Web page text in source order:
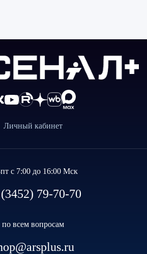
Личный кабинет
с 7:00 до 16:00 Мск
79-70-70
по всем вопросам